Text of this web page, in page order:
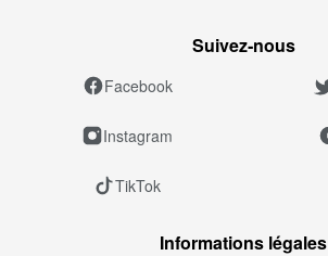
Suivez‑nous
Facebook
Instagram
TikTok
Informations légales